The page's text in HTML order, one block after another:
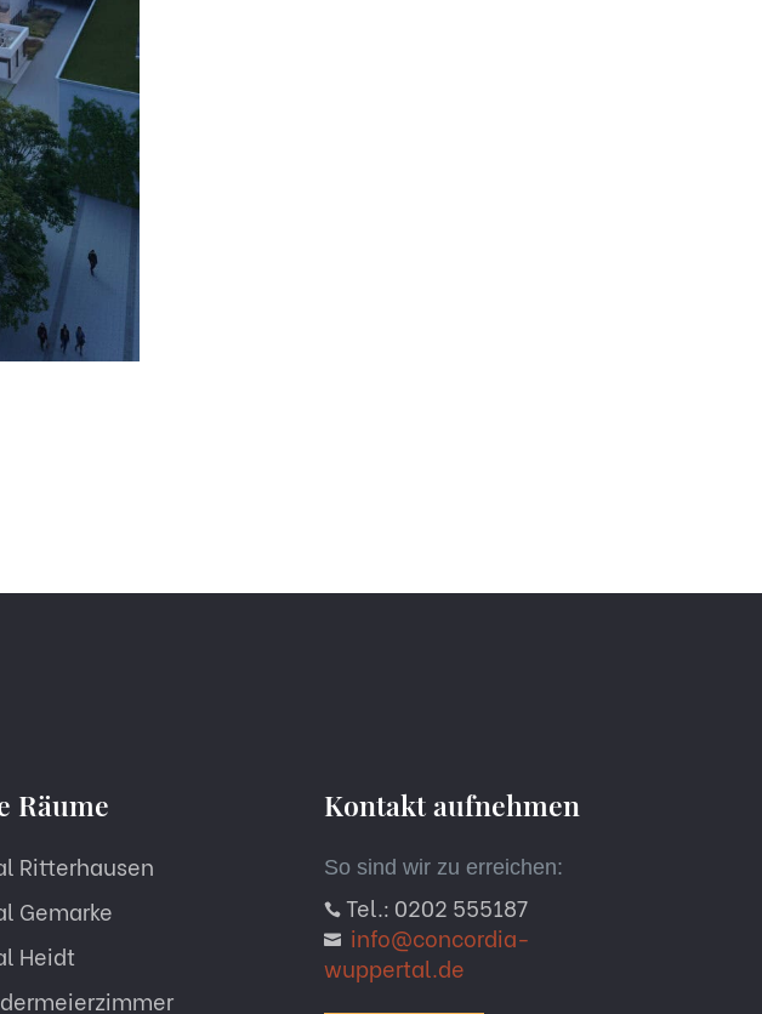
Räume
Ritterhausen
Gemarke
Heidt
Kontakt aufnehmen
So sind wir zu erreichen:
 Tel.: 0202 555187

info@concordia-
wuppertal.de